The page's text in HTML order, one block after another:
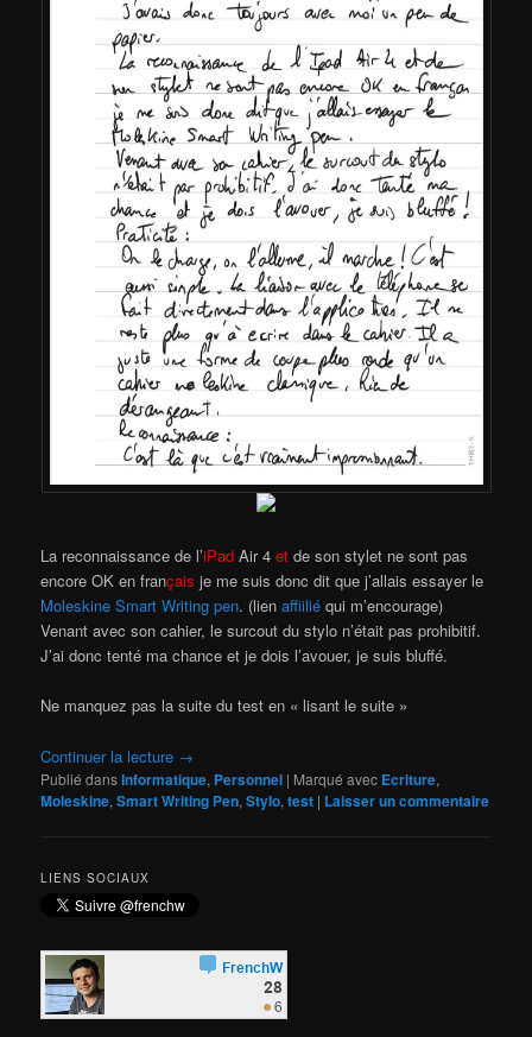
La reconnaissance de l’iPad Air 4et de son stylet ne sont pas
encore OK en français je me suis donc dit que j’allais essayer le
Moleskine Smart Writing pen. (lienaffiilié qui m’encourage)
Venant avec son cahier, le surcout du stylo n’était pas prohibitif.
J’ai donc tenté ma chance et je dois l’avouer, je suis bluffé.
Ne manquez pas la suite du test en « lisant le suite »
Continuer la lecture →
Publié dansInformatique, Personnel | Marqué avec Ecriture,
Moleskine,Smart Writing Pen,Stylo,test | Laisser un commentaire
LIENS SOCIAUX